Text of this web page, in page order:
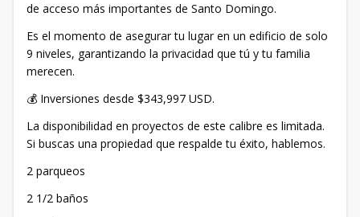
de acceso más importantes de Santo Domingo.
Es el momento de asegurar tu lugar en un edificio de solo
9 niveles, garantizando la privacidad que tú y tu familia
merecen.
💰 Inversiones desde $343,997 USD.
La disponibilidad en proyectos de este calibre es limitada.
Si buscas una propiedad que respalde tu éxito, hablemos.
2 parqueos
2 1/2 baños